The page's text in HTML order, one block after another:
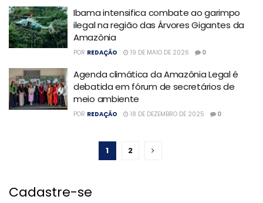
Ibama intensifica combate ao garimpo
ilegal na região das Árvores Gigantes da
Amazônia
POR REDAÇÃO 19 DE MAIO DE 2026 0
Agenda climática da Amazônia Legal é
debatida em fórum de secretários de
meio ambiente
POR REDAÇÃO 18 DE DEZEMBRO DE 2025 0
1 2
Cadastre-se